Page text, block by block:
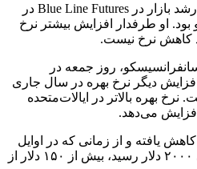
فیلیپ استریبل، استراتژیست ارشد بازار در Blue Line Futures در
او طرفدار افزایش بیشتر نرخ
کاهش نرخ نیست.
روز جمعه در
دیگر نرخ بهره در سال جاری
بهره بالاتر در ایالات‌متحده
می‌دهد.
هفته حدود ۲ درصد کاهش یافته و از زمانی که در اوایل
ماه مه به بالاتر از سطح کلیدی ۲۰۰۰ دلار رسید، بیش از ۱۵۰ دلار از